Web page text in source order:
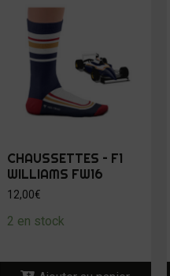
CHAUSSETTES – F1
WILLIAMS FW16
12,00€
2 en stock